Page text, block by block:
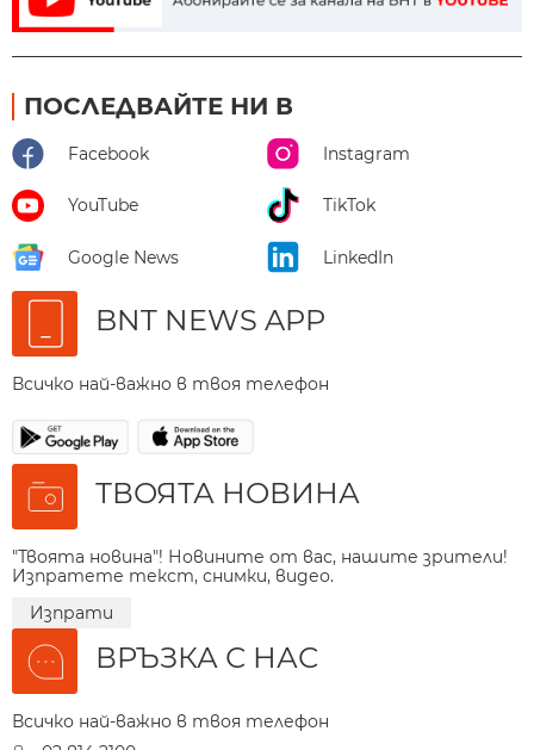
ПОСЛЕДВАЙТЕ НИ В
Facebook Instagram
YouTube TikTok
Google News LinkedIn
BNT NEWS APP
Всичко най-важно в твоя телефон
ТВОЯТА НОВИНА
"Твоята новина"! Новините от вас, нашите зрители!
Изпратете текст, снимки, видео.
Изпрати
ВРЪЗКА С НАС
Всичко най-важно в твоя телефон